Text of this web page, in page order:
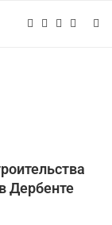
Дербенте